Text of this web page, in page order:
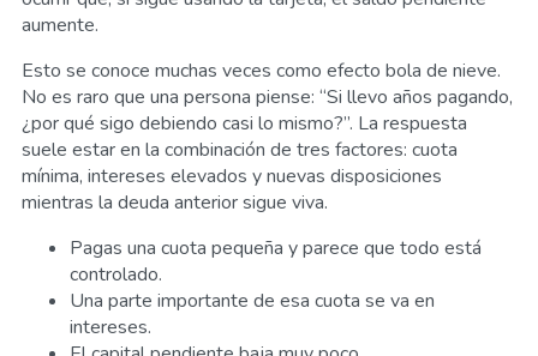
aumente.
Esto se conoce muchas veces como efecto bola de nieve.
No es raro que una persona piense: “Si llevo años pagando,
¿por qué sigo debiendo casi lo mismo?”. La respuesta
suele estar en la combinación de tres factores: cuota
mínima, intereses elevados y nuevas disposiciones
mientras la deuda anterior sigue viva.
Pagas una cuota pequeña y parece que todo está
controlado.
Una parte importante de esa cuota se va en
intereses.